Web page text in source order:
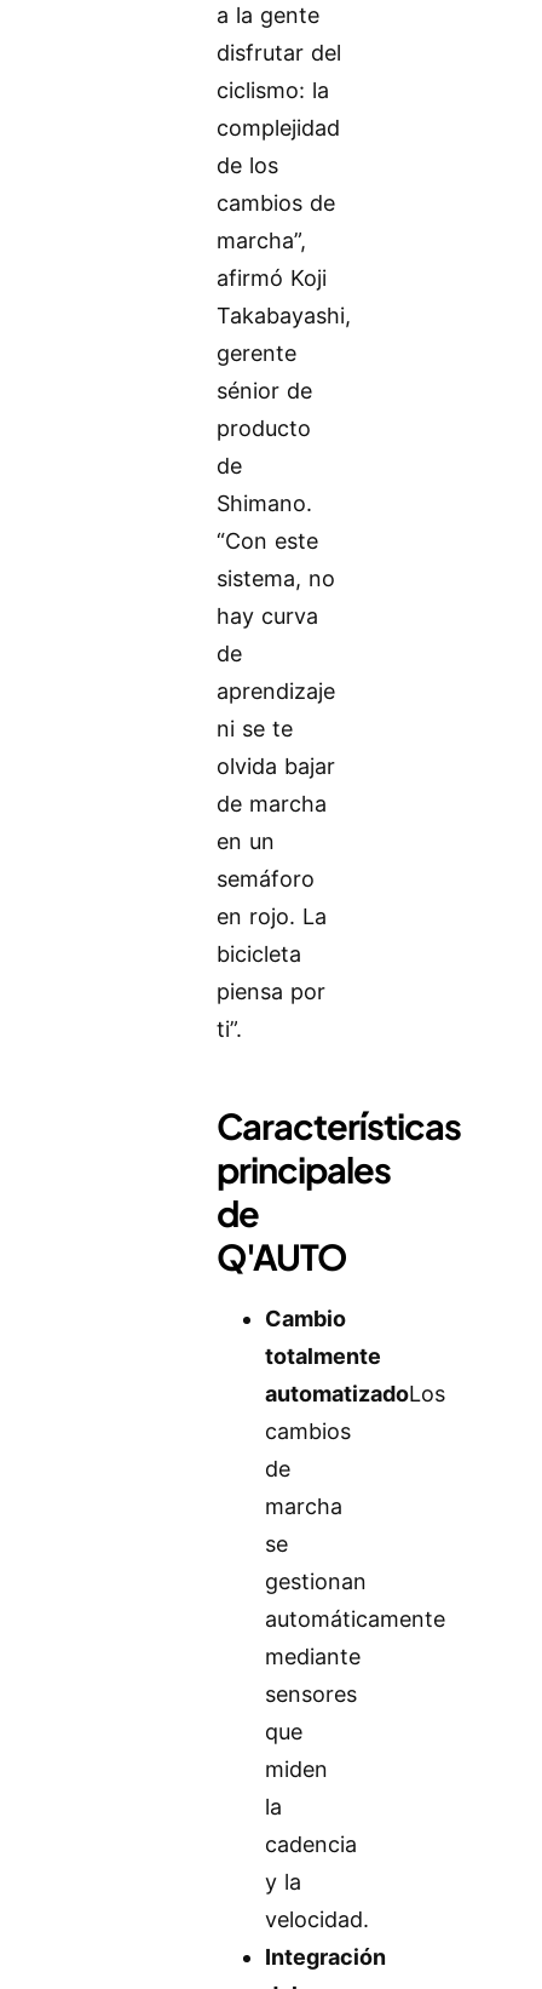
a la gente
disfrutar del
ciclismo: la
complejidad
de los
cambios de
marcha”,
afirmó Koji
Takabayashi,
gerente
sénior de
producto
de
Shimano.
“Con este
sistema, no
hay curva
de
aprendizaje
ni se te
olvida bajar
de marcha
en un
semáforo
en rojo. La
bicicleta
piensa por
ti”.
Características
principales
de
Q'AUTO
Cambio
totalmente
automatizadoLos
cambios
de
marcha
se
gestionan
automáticamente
mediante
sensores
que
miden
la
cadencia
y la
velocidad.
Integración